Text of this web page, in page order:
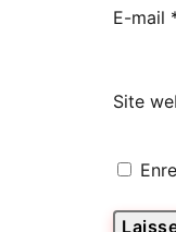
E-mail
Site